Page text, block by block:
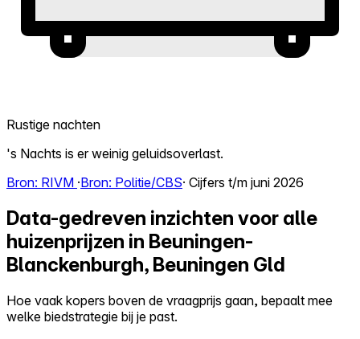
Rustige nachten
's Nachts is er weinig geluidsoverlast.
Bron: RIVM ·Bron: Politie/CBS· Cijfers t/m juni 2026
Data-gedreven inzichten voor alle
huizenprijzen in Beuningen-
Blanckenburgh, Beuningen Gld
Hoe vaak kopers boven de vraagprijs gaan, bepaalt mee
welke biedstrategie bij je past.